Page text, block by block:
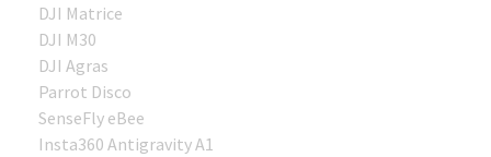
DJI Matrice
DJI M30
DJI Agras
Parrot Disco
SenseFly eBee
Insta360 Antigravity A1